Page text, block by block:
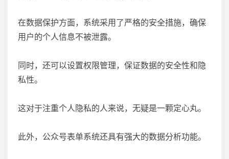
在数据保护方面，系统采用了严格的安全措施，确保
用户的个人信息不被泄露。
同时，还可以设置权限管理，保证数据的安全性和隐
私性。
这对于注重个人隐私的人来说，无疑是一颗定心丸。
此外，公众号表单系统还具有强大的数据分析功能。